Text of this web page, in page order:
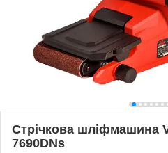
Стрічкова шліфмашина
7690DNs